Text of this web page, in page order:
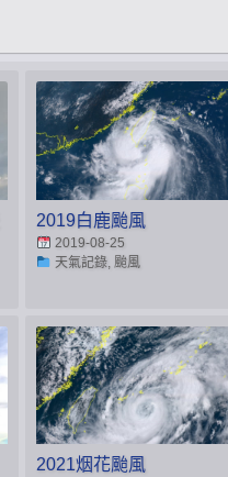
2019白鹿颱風
2019-08-25
天氣記錄, 颱風
2021烟花颱風